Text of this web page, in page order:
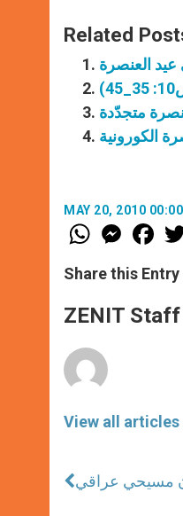
Related
عيد العنصرة
متجدّدة
الكورونية
MAY 20, 2010 00:00
W
h
t
s
p
p
M
e
s
e
g
e
F
a
e
b
o
k
Share this Entry
ZENIT Staff
View all articles
مسيحي عراقي